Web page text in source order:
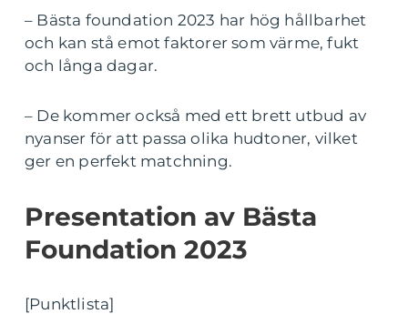
– Bästa foundation 2023 har hög hållbarhet
och kan stå emot faktorer som värme, fukt
och långa dagar.
– De kommer också med ett brett utbud av
nyanser för att passa olika hudtoner, vilket
ger en perfekt matchning.
Presentation av Bästa
Foundation 2023
[Punktlista]